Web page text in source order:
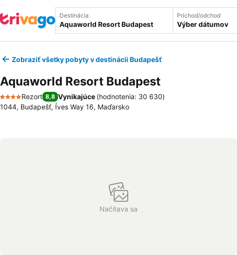
Destinácia Príchod/odchod
Výber dátumov
Zobraziť všetky pobyty v destinácii Budapešť
Aquaworld Resort Budapest
4 Počet hviezdičiek
Rezort 8,8 Vynikajúce (hodnotenia: 30 630)
1044, Budapešť, Íves Way 16, Maďarsko
Načítava sa